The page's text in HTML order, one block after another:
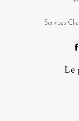
Services
Le